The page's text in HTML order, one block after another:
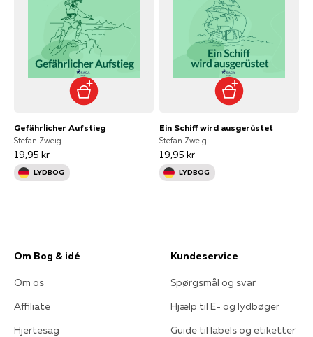
Gefährlicher Aufstieg
Stefan Zweig
19,95 kr
LYDBOG
Ein Schiff wird ausgerüstet
Stefan Zweig
19,95 kr
LYDBOG
Om Bog & idé
Om os
Affiliate
Hjertesag
Kundeservice
Spørgsmål og svar
Hjælp til E- og lydbøger
Guide til labels og etiketter